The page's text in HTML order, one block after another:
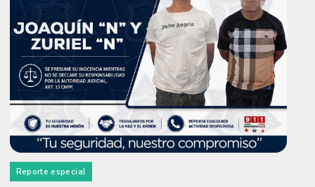
Reporte especial